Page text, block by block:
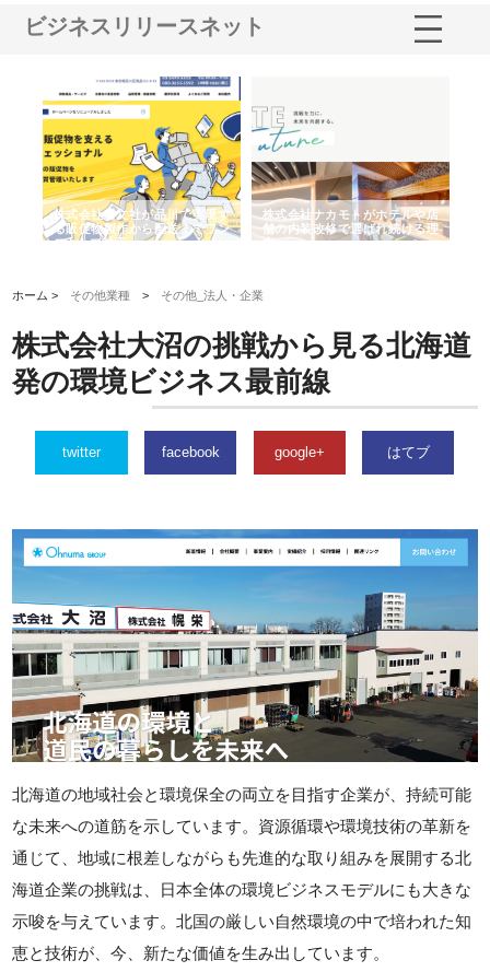
ビジネスリリースネット
株式会社耕文社が品川で実現す
る販促物製作から配送までワン
ストップ対応
株式会社ナカモトがホテルや店
舗の内装改修で選ばれ続ける理
由
ホーム > その他業種 > その他_法人・企業
株式会社大沼の挑戦から見る北海道
発の環境ビジネス最前線
twitter facebook google+ はてブ
北海道の地域社会と環境保全の両立を目指す企業が、持続可能
な未来への道筋を示しています。資源循環や環境技術の革新を
通じて、地域に根差しながらも先進的な取り組みを展開する北
海道企業の挑戦は、日本全体の環境ビジネスモデルにも大きな
示唆を与えています。北国の厳しい自然環境の中で培われた知
恵と技術が、今、新たな価値を生み出しています。